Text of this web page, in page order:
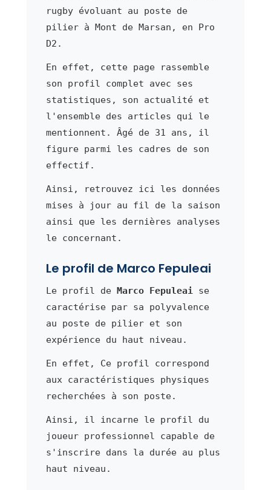
rugby évoluant au poste de
pilier à Mont de Marsan, en Pro
D2.
En effet, cette page rassemble
son profil complet avec ses
statistiques, son actualité et
l'ensemble des articles qui le
mentionnent. Âgé de 31 ans, il
figure parmi les cadres de son
effectif.
Ainsi, retrouvez ici les données
mises à jour au fil de la saison
ainsi que les dernières analyses
le concernant.
Le profil de Marco Fepuleai
Le profil de Marco Fepuleaise
caractérise par sa polyvalence
au poste de pilier et son
expérience du haut niveau.
En effet, Ce profil correspond
aux caractéristiques physiques
recherchées à son poste.
Ainsi, il incarne le profil du
joueur professionnel capable de
s'inscrire dans la durée au plus
haut niveau.